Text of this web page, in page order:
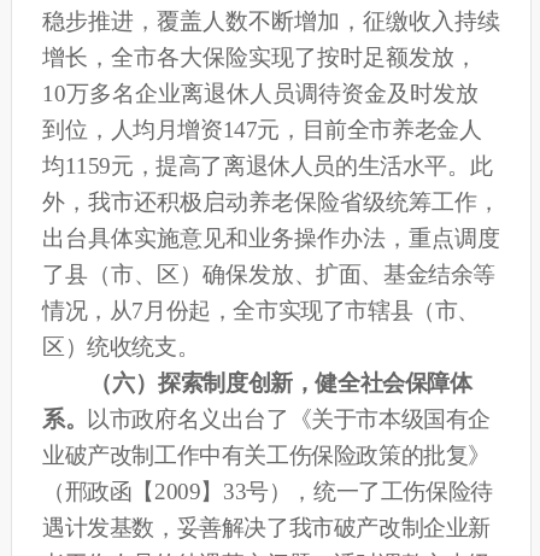
稳步推进，覆盖人数不断增加，征缴收入持续
增长，全市各大保险实现了按时足额发放，
10万多名企业离退休人员调待资金及时发放
到位 ， 人均月增资147元，目前全市养老金人
均1159元，提高了离退休人员的生活水平。此
外， 我市还积极启动养老保险省级统筹工作，
出台具体实施意见和业务操作办法， 重点调度
了县（市、区）确保发放、扩面、基金结余等
情况， 从7月份起，全市实现了市辖县（市、
区）统收统支。
（六）探索制度创新，健全社会保障体
系。
以市政府名义出台了《关于市本级国有企
业破产改制工作中有关工伤保险政策的批复》
（邢政函【2009】33号），统一了工伤保险待
遇计发基数，妥善解决了我市破产改制企业新